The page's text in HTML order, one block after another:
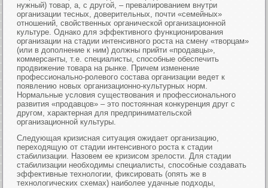
нужный) товар, а, с другой, – превалированием внутри
организации тесных, доверительных, почти «семейных»
отношений, свойственных органической организационной
культуре. Однако для эффективного функционирования
организации на стадии интенсивного роста на смену «творцам»
(или в дополнение к ним) должны прийти «продавцы»,
коммерсанты, т.е. специалисты, способные обеспечить
продвижение товара на рынке. Причем изменение
профессионально-ролевого состава организации ведет к
появлению новых организационно-культурных норм.
Нормальные условия существования и профессионального
развития «продавцов» – это постоянная конкуренция друг с
другом, характерная для предпринимательской
организационной культуры.
Следующая кризисная ситуация ожидает организацию,
переходящую от стадии интенсивного роста к стадии
стабилизации. Назовем ее кризисом зрелости. Для стадии
стабилизации необходимы специалисты, способные создавать
эффективные технологии, фиксировать (опять же в
технологических схемах) наиболее удачные подходы,